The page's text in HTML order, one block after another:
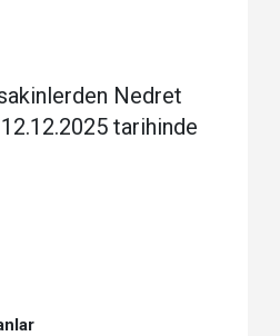
Nedret
tarihinde